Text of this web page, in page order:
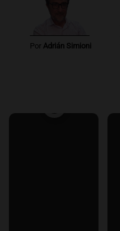
Por Adrián Simioni